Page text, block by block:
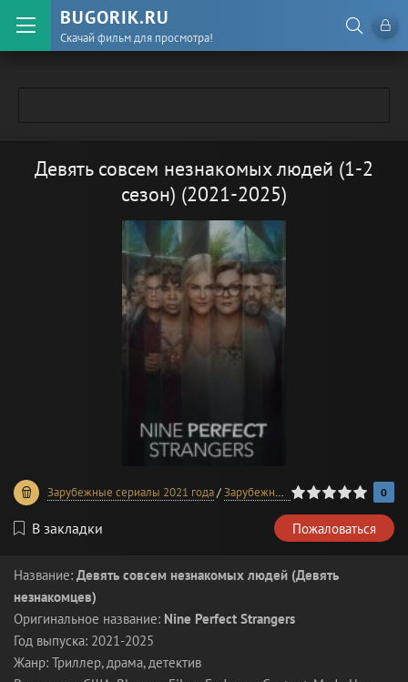
BUGORIK.RU
Скачай фильм для просмотра!
Девять совсем незнакомых людей (1-2
сезон) (2021-2025)
Зарубежные сериалы 2021 года/Зарубежные сериалы 2025 года
0 1 2 3 4 5 0
В закладки Пожаловаться
Название: Девять совсем незнакомых людей (Девять
незнакомцев)
Оригинальное название: Nine Perfect Strangers
Год выпуска: 2021-2025
Жанр: Триллер, драма, детектив